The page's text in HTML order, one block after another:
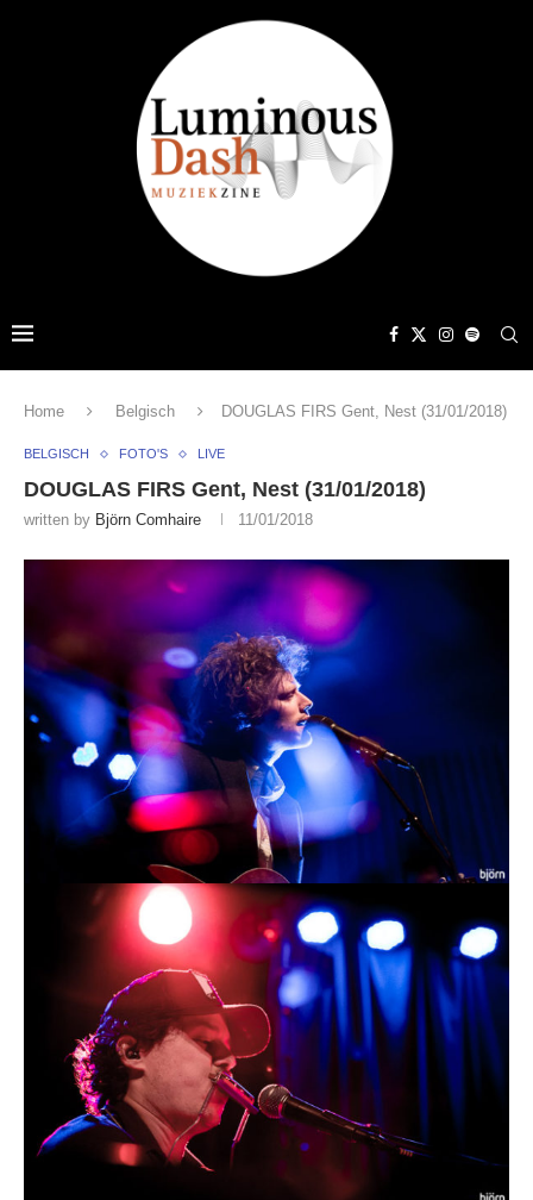
Home Belgisch DOUGLAS FIRS Gent, Nest (31/01/2018)
BELGISCH FOTO'S LIVE
DOUGLAS FIRS Gent, Nest (31/01/2018)
written by Björn Comhaire 11/01/2018